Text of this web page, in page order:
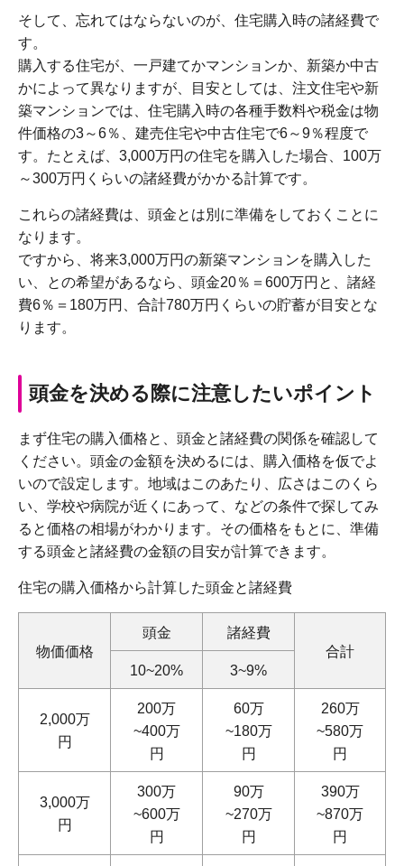
そして、忘れてはならないのが、住宅購入時の諸経費で
す。
購入する住宅が、一戸建てかマンションか、新築か中古
かによって異なりますが、目安としては、注文住宅や新
築マンションでは、住宅購入時の各種手数料や税金は物
件価格の3～6％、建売住宅や中古住宅で6～9％程度で
す。たとえば、3,000万円の住宅を購入した場合、100万
～300万円くらいの諸経費がかかる計算です。
これらの諸経費は、頭金とは別に準備をしておくことに
なります。
ですから、将来3,000万円の新築マンションを購入した
い、との希望があるなら、頭金20％＝600万円と、諸経
費6％＝180万円、合計780万円くらいの貯蓄が目安とな
ります。
頭金を決める際に注意したいポイント
まず住宅の購入価格と、頭金と諸経費の関係を確認して
ください。頭金の金額を決めるには、購入価格を仮でよ
いので設定します。地域はこのあたり、広さはこのくら
い、学校や病院が近くにあって、などの条件で探してみ
ると価格の相場がわかります。その価格をもとに、準備
する頭金と諸経費の金額の目安が計算できます。
住宅の購入価格から計算した頭金と諸経費
物価価格
頭金
諸経費
合計
10~20%
3~9%
2,000万
円
200万
~400万
円
60万
~180万
円
260万
~580万
円
3,000万
円
300万
~600万
円
90万
~270万
円
390万
~870万
円